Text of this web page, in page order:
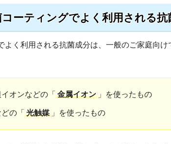
ーティングでよく利用される抗
よく利用される抗菌成分は、一般のご家庭向け
オンなどの「 金属イオン 」を使ったもの
の「 光触媒 」を使ったもの